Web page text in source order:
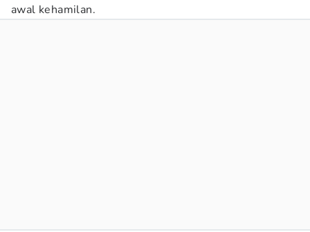
awal kehamilan.